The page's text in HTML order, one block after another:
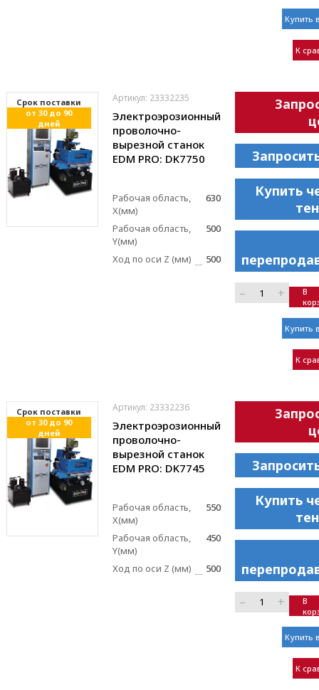
Купить
К
Cрок поставки
от 30 до 90
дней
Артикул: 23332235
Электроэрозионный
проволочно-
вырезной станок
EDM PRO: DK7750
Рабочая область,
X(мм)
630
Рабочая область,
Y(мм)
500
Ход по оси Z (мм) 500
Купить
– +
В
Купить
К
Cрок поставки
от 30 до 90
дней
Артикул: 23332236
Электроэрозионный
проволочно-
вырезной станок
EDM PRO: DK7745
Рабочая область,
X(мм)
550
Рабочая область,
Y(мм)
450
Ход по оси Z (мм) 500
Купить
– +
В
Купить
К